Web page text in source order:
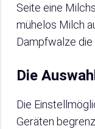
Seite eine
mühelos Milch
Dampfwalze die
Die
Die
Geräten